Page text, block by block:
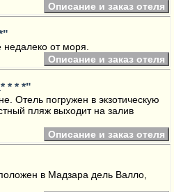
Описание и заказ отеля
от моря.
Описание и заказ отеля
* * *"
Отель погружен в экзотическую
пляж выходит на залив
Описание и заказ отеля
в Мадзара дель Валло,